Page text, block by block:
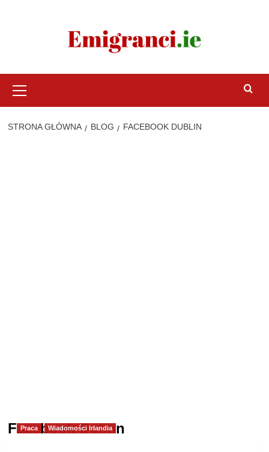
główne
STRONA GŁÓWNA BLOG FACEBOOK DUBLIN
Facebook Dublin
Praca Wiadomości Irlandia